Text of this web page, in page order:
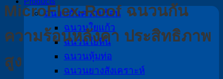
ฉนวนกันความร้อน
ฉนวนใยแก้ว
ฉนวนใยหิน
ฉนวนหุ้มท่อ
ฉนวนยางสังเคราะห์
MicroFlex-Roof ฉนวนกัน
ความร้อนหลังคา ประสิทธิภาพ
สูง